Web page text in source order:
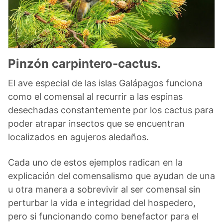
Pinzón carpintero-cactus.
El ave especial de las islas Galápagos funciona
como el comensal al recurrir a las espinas
desechadas constantemente por los cactus para
poder atrapar insectos que se encuentran
localizados en agujeros aledaños.
Cada uno de estos ejemplos radican en la
explicación del comensalismo que ayudan de una
u otra manera a sobrevivir al ser comensal sin
perturbar la vida e integridad del hospedero,
pero si funcionando como benefactor para el